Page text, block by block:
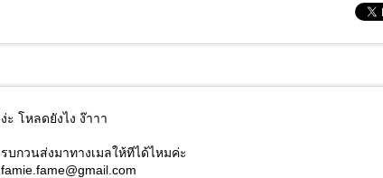
ง่ะ โหลดยังไง ง๊าาา
รบกวนส่งมาทางเมลให้ทีได้ไหมค่ะ
famie.fame@gmail.com